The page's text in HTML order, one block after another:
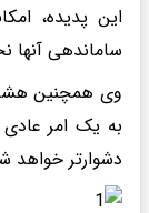
این پدیده،
ساماندهی آنها
وی همچنین
به یک امر عادی
دشوارتر خواهد